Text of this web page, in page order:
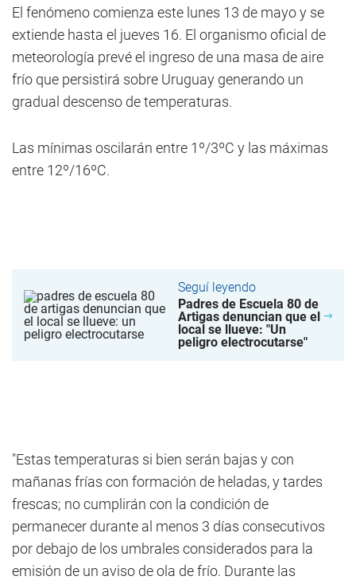
El fenómeno comienza este lunes 13 de mayo y se
extiende hasta el jueves 16. El organismo oficial de
meteorología prevé el ingreso de una masa de aire
frío que persistirá sobre Uruguay generando un
gradual descenso de temperaturas.
Las mínimas oscilarán entre 1º/3ºC y las máximas
entre 12º/16ºC.
Seguí leyendo
Padres de Escuela 80 de
Artigas denuncian que el
local se llueve: "Un
peligro electrocutarse"
"Estas temperaturas si bien serán bajas y con
mañanas frías con formación de heladas, y tardes
frescas; no cumplirán con la condición de
permanecer durante al menos 3 días consecutivos
por debajo de los umbrales considerados para la
emisión de un aviso de ola de frío. Durante las